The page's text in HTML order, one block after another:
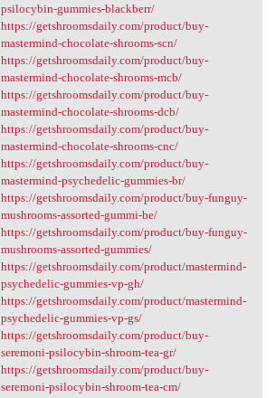
psilocybin-gummies-blackberr/
https://getshroomsdaily.com/product/buy-
mastermind-chocolate-shrooms-scn/
https://getshroomsdaily.com/product/buy-
mastermind-chocolate-shrooms-mcb/
https://getshroomsdaily.com/product/buy-
mastermind-chocolate-shrooms-dcb/
https://getshroomsdaily.com/product/buy-
mastermind-chocolate-shrooms-cnc/
https://getshroomsdaily.com/product/buy-
mastermind-psychedelic-gummies-br/
https://getshroomsdaily.com/product/buy-funguy-
mushrooms-assorted-gummi-be/
https://getshroomsdaily.com/product/buy-funguy-
mushrooms-assorted-gummies/
https://getshroomsdaily.com/product/mastermind-
psychedelic-gummies-vp-gh/
https://getshroomsdaily.com/product/mastermind-
psychedelic-gummies-vp-gs/
https://getshroomsdaily.com/product/buy-
seremoni-psilocybin-shroom-tea-gr/
https://getshroomsdaily.com/product/buy-
seremoni-psilocybin-shroom-tea-cm/